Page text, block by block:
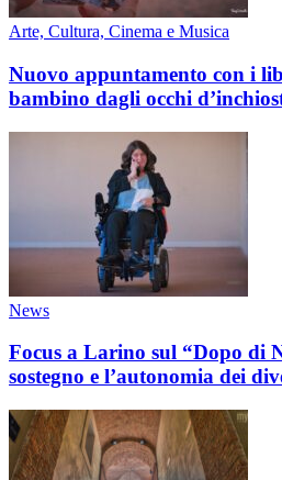
Arte, Cultura, Cinema e Musica
Nuovo appuntamento con i
bambino dagli occhi
News
Focus a Larino sul “Dopo di
sostegno e l’autonomia dei